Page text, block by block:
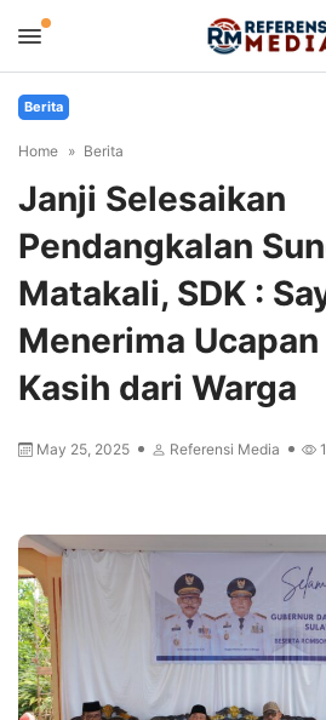
Berita
Home Berita
Janji Selesaikan
Pendangkalan
Matakali, SDK :
Menerima
Kasih dari Warga
May 25, 2025 Referensi Media